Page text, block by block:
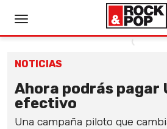
NOTICIAS
Ahora podrás pagar
efectivo
Una campaña piloto que